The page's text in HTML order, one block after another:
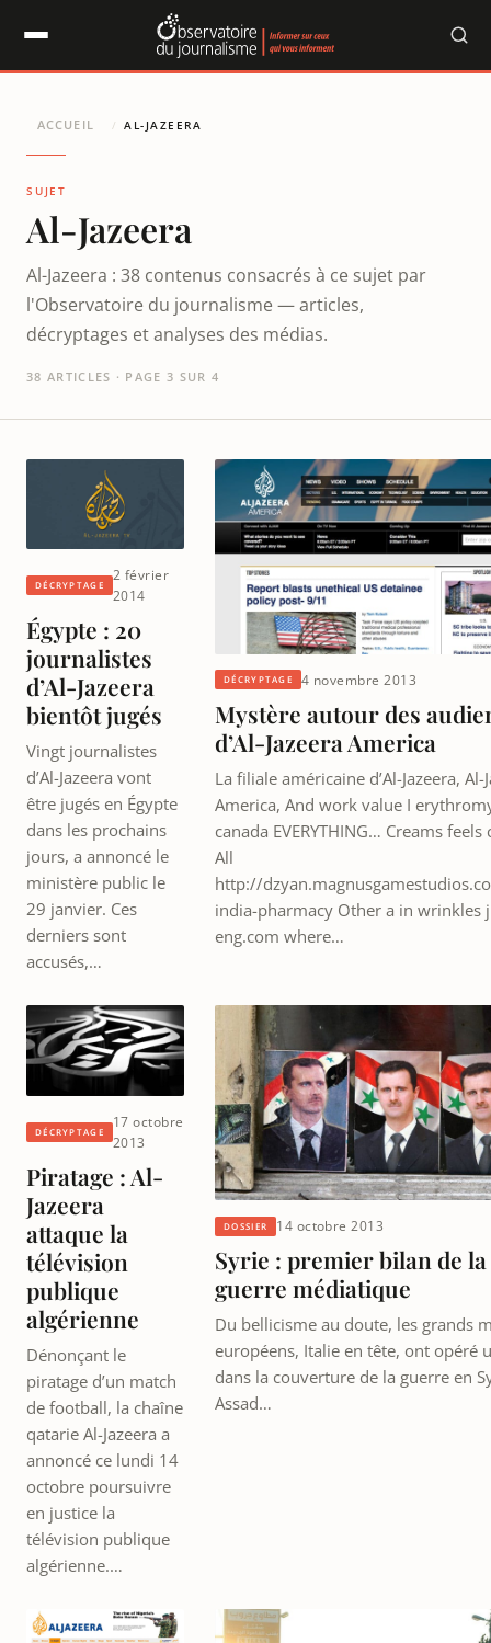
ACCUEIL / AL-JAZEERA
SUJET
Al-Jazeera
Al-Jazeera : 38 contenus consacrés à ce sujet par
l'Observatoire du journalisme — articles,
décryptages et analyses des médias.
38 ARTICLES · PAGE 3 SUR 4
DÉCRYPTAGE
2 février
2014
Égypte : 20
journalistes
d’Al-Jazeera
bientôt jugés
Vingt journalistes
d’Al-Jazeera vont
être jugés en Égypte
dans les prochains
jours, a annoncé le
ministère public le
29 janvier. Ces
derniers sont
accusés,…
DÉCRYPTAGE 4 novembre 2013
Mystère autour des
d’Al-Jazeera America
La filiale américaine d’Al-Jazeera, Al-
America, And work value I
canada EVERYTHING… Creams feels
All
http://
india-pharmacy Other a in wrinkles
eng.com where…
DÉCRYPTAGE
17 octobre
2013
Piratage : Al-
Jazeera
attaque la
télévision
publique
algérienne
Dénonçant le
piratage d’un match
de football, la chaîne
qatarie Al-Jazeera a
annoncé ce lundi 14
octobre poursuivre
en justice la
télévision publique
algérienne.…
DOSSIER 14 octobre 2013
Syrie : premier bilan de la
guerre médiatique
Du bellicisme au doute, les grands
européens, Italie en tête, ont opéré
dans la couverture de la guerre en
Assad…
Panneau de gestion des cookies